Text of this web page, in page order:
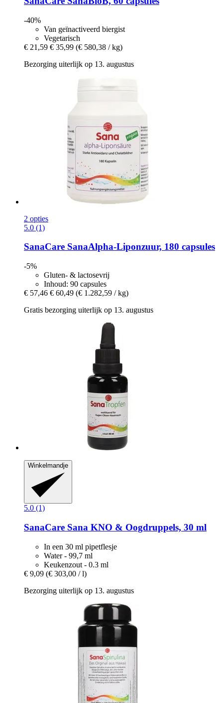
-40%
Van geïnactiveerd biergist
Vegetarisch
€ 21,59 € 35,99 (€ 580,38 / kg)
Bezorging uiterlijk op 13. augustus
2 opties
5.0 (1)
SanaCare SanaAlpha-​Liponzuur, 180 capsules
-5%
Gluten- & lactosevrij
Inhoud: 90 capsules
€ 57,46 € 60,49 (€ 1.282,59 / kg)
Gratis bezorging uiterlijk op 13. augustus
Winkelmandje
5.0 (1)
SanaCare Sana KNO & Oogdruppels, 30 ml
In een 30 ml pipetflesje
Water - 99,7 ml
Keukenzout - 0.3 ml
€ 9,09 (€ 303,00 / l)
Bezorging uiterlijk op 13. augustus